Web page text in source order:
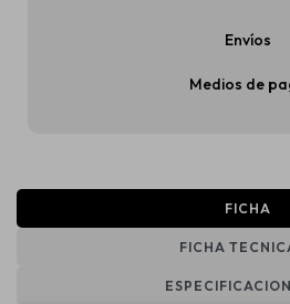
Envíos
Medios de
FICHA
FICHA